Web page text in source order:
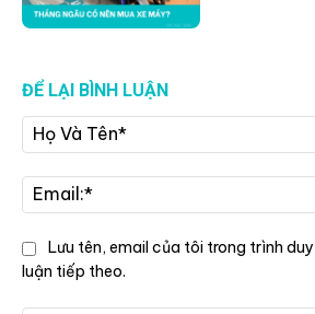
ĐỂ LẠI BÌNH LUẬN
Lưu tên, email của tôi trong trình
luận tiếp theo.